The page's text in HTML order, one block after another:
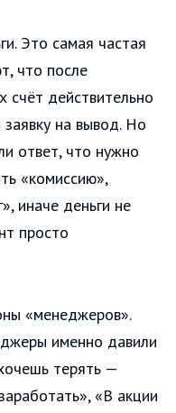
Это самая частая
что после
счёт действительно
на вывод. Но
ответ, что нужно
«комиссию»,
иначе деньги не
просто
«менеджеров».
именно давили
терять —
«В акции